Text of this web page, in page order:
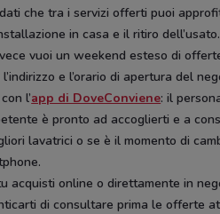
che tra i servizi offerti puoi
in casa e il ritiro dell’usato.
vuoi un weekend esteso di
e l’orario di apertura del
l’app di DoveConviene: il
è pronto ad accoglierti e a
lavatrici o se è il momento di
acquisti online o direttamente in
di consultare prima le offerte